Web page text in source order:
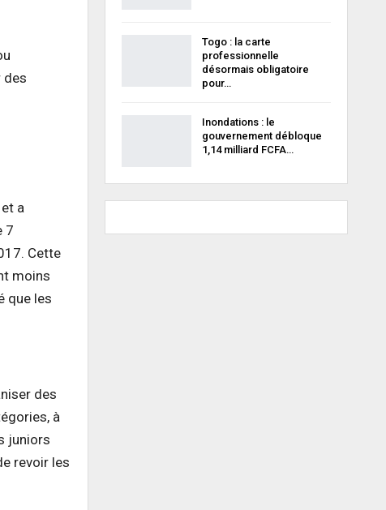
des
a
7
Cette
moins
que les
des
à
juniors
revoir les
Togo : la carte
professionnelle
désormais obligatoire
pour…
Inondations : le
gouvernement débloque
1,14 milliard FCFA…